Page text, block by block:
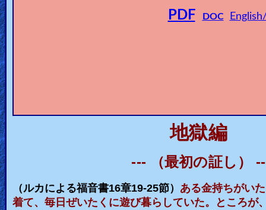
🎞
PDF DOC
地獄編
--- （最初の証し）
（ルカによる福音書16章19-25節） ある金持ちがい
着て、毎日ぜいたくに遊び暮らしていた。ところが